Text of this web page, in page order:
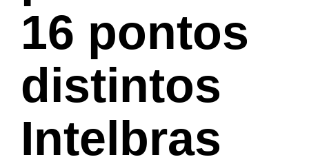
16 pontos
distintos
Intelbras